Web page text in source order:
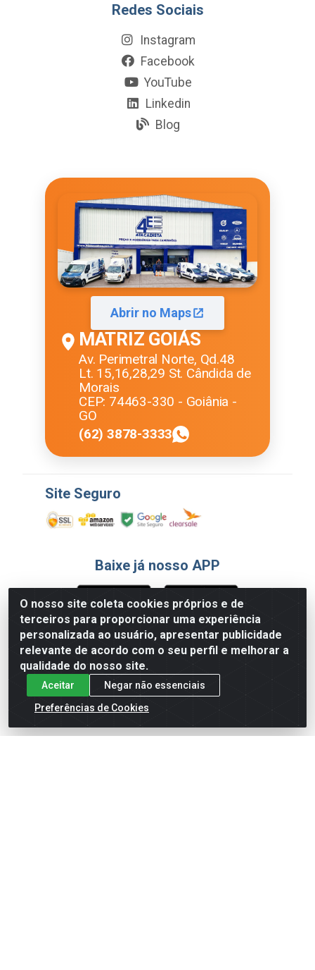
O nosso site coleta cookies próprios e de
terceiros para proporcionar uma experiência
personalizada ao usuário, apresentar publicidade
relevante de acordo com o seu perfil e melhorar a
qualidade do nosso site.
Aceitar
Negar não essenciais
Preferências de Cookies
Redes Sociais
Instagram
Facebook
YouTube
Linkedin
Blog
Abrir no Maps
MATRIZ GOIÁS
Av. Perimetral Norte, Qd.48
Lt. 15,16,28,29 St. Cândida de
Morais
CEP: 74463-330 - Goiânia -
GO
(62) 3878-3333
Site Seguro
Baixe já nosso APP
Formas de Pagamento